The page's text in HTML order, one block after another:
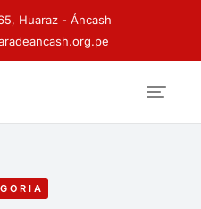
Huaraz - Áncash